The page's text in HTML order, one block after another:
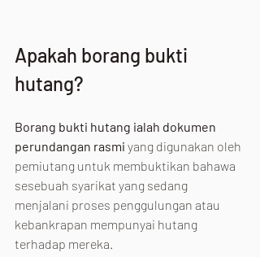
Apakah borang bukti
hutang?
Borang bukti hutang ialah dokumen
perundangan rasmi yang digunakan oleh
pemiutang untuk membuktikan bahawa
sesebuah syarikat yang sedang
menjalani proses penggulungan atau
kebankrapan mempunyai hutang
terhadap mereka.